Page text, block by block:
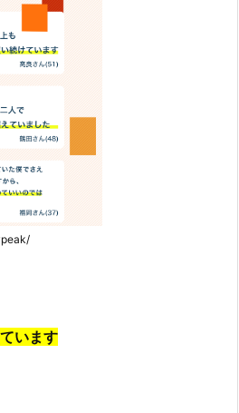
います